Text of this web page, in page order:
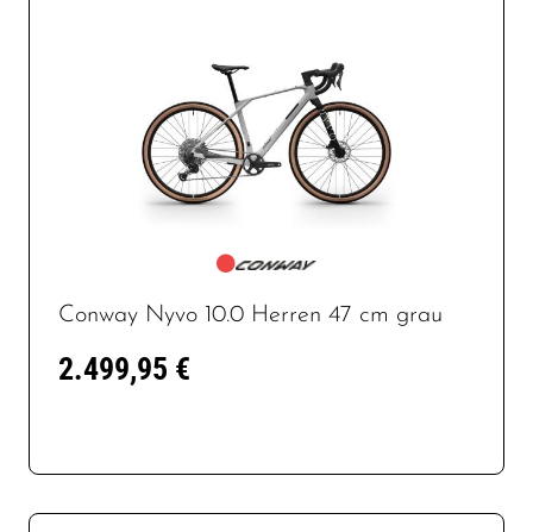
Conway Nyvo 10.0 Herren 47 cm grau
2.499,95 €